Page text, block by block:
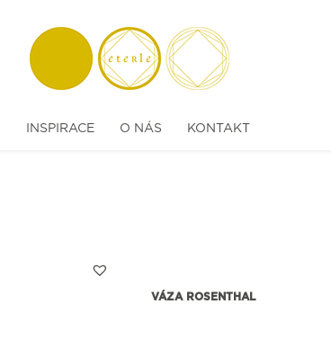
INSPIRACE O NÁS KONTAKT
VÁZA ROSENTHAL